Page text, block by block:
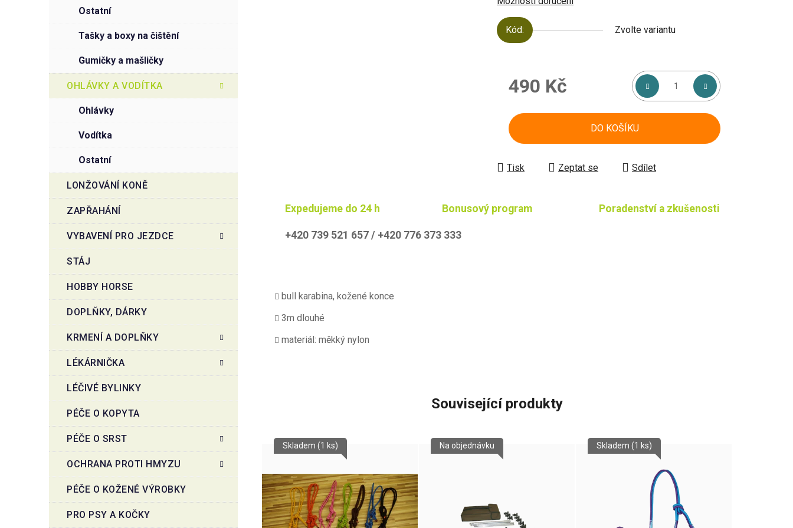
ostatní
tašky a boxy na čištění
gumičky a mašličky
OHLÁVKY A VODÍTKA
ohlávky
vodítka
ostatní
LONŽOVÁNÍ KONĚ
ZAPŘAHÁNÍ
VYBAVENÍ PRO JEZDCE
STÁJ
HOBBY HORSE
DOPLŇKY, DÁRKY
KRMENÍ A DOPLŇKY
LÉKÁRNIČKA
LÉČIVÉ BYLINKY
PÉČE O KOPYTA
PÉČE O SRST
OCHRANA PROTI HMYZU
PÉČE O KOŽENÉ VÝROBKY
PRO PSY A KOČKY
Kód: Zvolte variantu
490 Kč
DO KOŠÍKU
Tisk Zeptat se Sdílet
Expedujeme do 24 h Bonusový program Poradenství a zkušenosti
+420 739 521 657 / +420 776 373 333
bull karabina, kožené konce
3m dlouhé
materiál: měkký nylon
Související produkty
Skladem (1 ks) Na objednávku Skladem (1 ks)